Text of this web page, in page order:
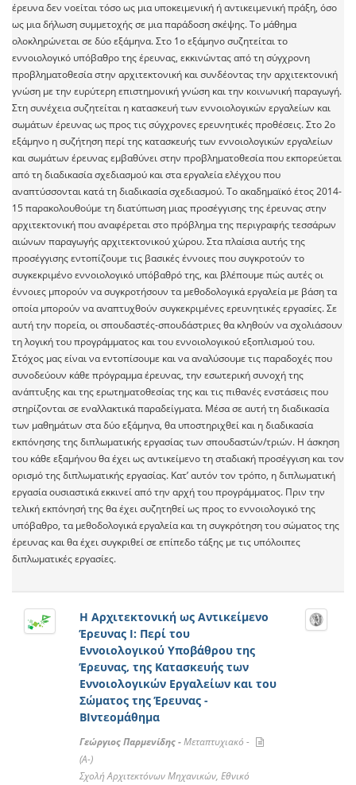
έρευνα δεν νοείται τόσο ως μια υποκειμενική ή αντικειμενική πράξη, όσο
ως μια δήλωση συμμετοχής σε μια παράδοση σκέψης. Το μάθημα
ολοκληρώνεται σε δύο εξάμηνα. Στο 1ο εξάμηνο συζητείται το
εννοιολογικό υπόβαθρο της έρευνας, εκκινώντας από τη σύγχρονη
προβληματοθεσία στην αρχιτεκτονική και συνδέοντας την αρχιτεκτονική
γνώση με την ευρύτερη επιστημονική γνώση και την κοινωνική παραγωγή.
Στη συνέχεια συζητείται η κατασκευή των εννοιολογικών εργαλείων και
σωμάτων έρευνας ως προς τις σύγχρονες ερευνητικές προθέσεις. Στο 2ο
εξάμηνο η συζήτηση περί της κατασκευής των εννοιολογικών εργαλείων
και σωμάτων έρευνας εμβαθύνει στην προβληματοθεσία που εκπορεύεται
από τη διαδικασία σχεδιασμού και στα εργαλεία ελέγχου που
αναπτύσσονται κατά τη διαδικασία σχεδιασμού. Το ακαδημαϊκό έτος 2014-
15 παρακολουθούμε τη διατύπωση μιας προσέγγισης της έρευνας στην
αρχιτεκτονική που αναφέρεται στο πρόβλημα της περιγραφής τεσσάρων
αιώνων παραγωγής αρχιτεκτονικού χώρου. Στα πλαίσια αυτής της
προσέγγισης εντοπίζουμε τις βασικές έννοιες που συγκροτούν το
συγκεκριμένο εννοιολογικό υπόβαθρό της, και βλέπουμε πώς αυτές οι
έννοιες μπορούν να συγκροτήσουν τα μεθοδολογικά εργαλεία με βάση τα
οποία μπορούν να αναπτυχθούν συγκεκριμένες ερευνητικές εργασίες. Σε
αυτή την πορεία, οι σπουδαστές-σπουδάστριες θα κληθούν να σχολιάσουν
τη λογική του προγράμματος και του εννοιολογικού εξοπλισμού του.
Στόχος μας είναι να εντοπίσουμε και να αναλύσουμε τις παραδοχές που
συνοδεύουν κάθε πρόγραμμα έρευνας, την εσωτερική συνοχή της
ανάπτυξης και της ερωτηματοθεσίας της και τις πιθανές ενστάσεις που
στηρίζονται σε εναλλακτικά παραδείγματα. Μέσα σε αυτή τη διαδικασία
των μαθημάτων στα δύο εξάμηνα, θα υποστηριχθεί και η διαδικασία
εκπόνησης της διπλωματικής εργασίας των σπουδαστών/τριών. Η άσκηση
του κάθε εξαμήνου θα έχει ως αντικείμενο τη σταδιακή προσέγγιση και τον
ορισμό της διπλωματικής εργασίας. Κατ’ αυτόν τον τρόπο, η διπλωματική
εργασία ουσιαστικά εκκινεί από την αρχή του προγράμματος. Πριν την
τελική εκπόνησή της θα έχει συζητηθεί ως προς το εννοιολογικό της
υπόβαθρο, τα μεθοδολογικά εργαλεία και τη συγκρότηση του σώματος της
έρευνας και θα έχει συγκριθεί σε επίπεδο τάξης με τις υπόλοιπες
διπλωματικές εργασίες.
Η Αρχιτεκτονική ως Αντικείμενο
Έρευνας Ι: Περί του
Εννοιολογικού Υποβάθρου της
Έρευνας, της Κατασκευής των
Εννοιολογικών Εργαλείων και του
Σώματος της Έρευνας -
ΒΙντεομάθημα
Γεώργιος Παρμενίδης -Μεταπτυχιακό -
(A-)
Σχολή Αρχιτεκτόνων Μηχανικών, Εθνικό